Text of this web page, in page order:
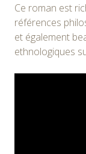
Ce roman est
références
et également
ethnologiques